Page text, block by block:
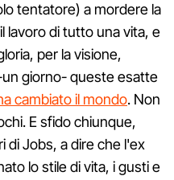
tentatore) a mordere la
lavoro di tutto una vita, e
per la visione,
giorno- queste esatte
cambiato il mondo. Non
E sfido chiunque,
di Jobs, a dire che l'ex
lo stile di vita, i gusti e